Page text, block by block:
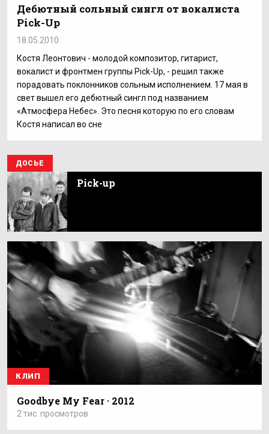
Дебютный сольный сингл от вокалиста
Pick-Up
18.05.2010
Костя Леонтович - молодой композитор, гитарист,
вокалист и фронтмен группы Pick-Up, - решил также
порадовать поклонников сольным исполнением. 17 мая в
свет вышел его дебютный сингл под названием
«Атмосфера Небес». Это песня которую по его словам
Костя написал во сне
ДОСЬЕ
Pick-up
КЛИП
Goodbye My Fear · 2012
2 тис. просмотров